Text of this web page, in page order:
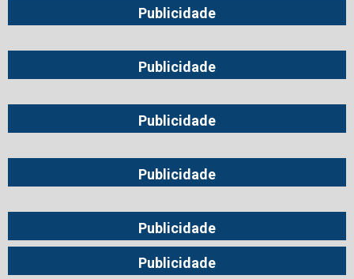
Publicidade
Publicidade
Publicidade
Publicidade
Publicidade
Publicidade